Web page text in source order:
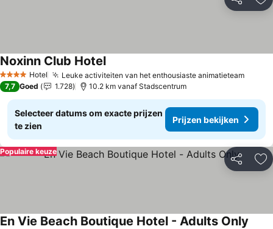
Delen
4 SterrenHotel Leuke activiteiten van het enthousiaste animatieteam
Noxinn Club HotelPrijzen bekijken
7,7 Goed 1.728 10.2 km vanaf Stadscentrum
Selecteer datums om exacte prijzen
te zien
Prijzen bekijken
Delen
Populaire keuze
En Vie Beach Boutique Hotel - Adults Only